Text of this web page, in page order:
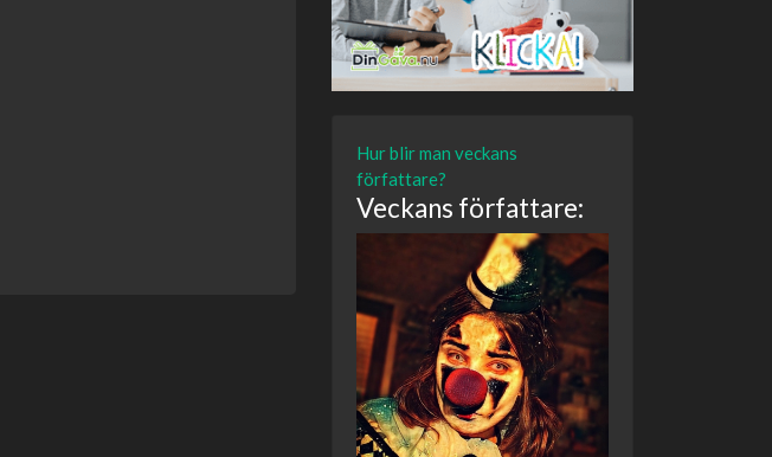
Hur blir man veckans
författare?
Veckans författare: